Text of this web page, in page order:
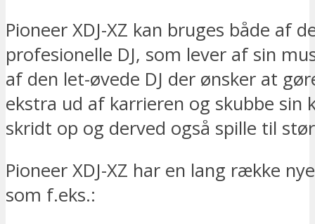
Pioneer XDJ-XZ kan bruges både af
profesionelle DJ, som lever af sin
af den let-øvede DJ der ønsker at
ekstra ud af karrieren og skubbe sin
skridt op og derved også spille til
Pioneer XDJ-XZ har en lang række
som f.eks.: